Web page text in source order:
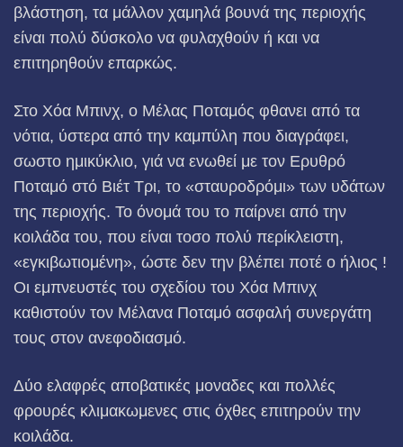
βλάστηση, τα μάλλον χαμηλά βουνά της περιοχής
είναι πολύ δύσκολο να φυ­λαχθούν ή και να
επιτηρηθούν επαρκώς.
Στο Χόα Μπινχ, ο Μέλας Ποταμός φθανει από τα
νότια, ύστερα από την καμπύλη που διαγράφει,
σωστο ημικύκλιο, γιά να ενωθεί με τον Ερυθρό
Ποταμό στό Βιέτ Τρι, το «σταυροδρόμι» των υδάτων
της περιοχής. Το όνο­μά του το παίρνει από την
κοιλάδα του, που είναι τοσο πολύ περίκλειστη,
«εγκιβωτιομένη», ώστε δεν την βλέπει ποτέ ο ήλιος !
Οι εμπνευστές του σχεδίου του Χόα Μπινχ
καθιστούν τον Μέλανα Ποταμό ασφαλή συνεργάτη
τους στον ανεφοδιασμό.
Δύο ελαφρές αποβατικές μοναδες και πολλές
φρουρές κλιμακωμενες στις όχθες επιτηρούν την
κοιλάδα.